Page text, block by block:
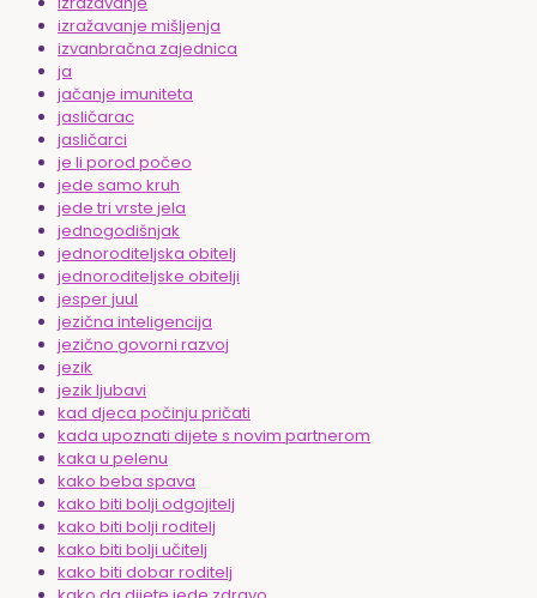
izražavanje mišljenja
izvanbračna zajednica
ja
jačanje imuniteta
jasličarac
jasličarci
je li porod počeo
jede samo kruh
jede tri vrste jela
jednogodišnjak
jednoroditeljska obitelj
jednoroditeljske obitelji
jesper juul
jezična inteligencija
jezično govorni razvoj
jezik
jezik ljubavi
kad djeca počinju pričati
kada upoznati dijete s novim partnerom
kaka u pelenu
kako beba spava
kako biti bolji odgojitelj
kako biti bolji roditelj
kako biti bolji učitelj
kako biti dobar roditelj